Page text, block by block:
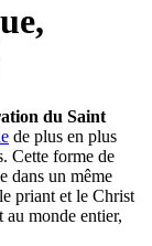
du Saint
de plus en plus
Cette forme de
dans un même
priant et le Christ
au monde entier,